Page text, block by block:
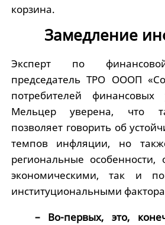
корзина.
Замедление
Эксперт по
председатель ТРО ОООП
потребителей финансовых
Мельцер уверена, что
позволяет говорить об
темпов инфляции, но
региональные
экономическими, так и
институциональными
– Во-первых, это,